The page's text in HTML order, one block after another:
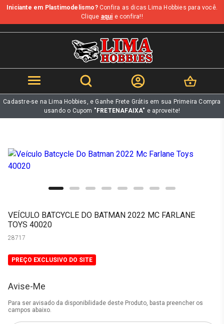
b
Iniciante em Plastimodelismo?Confira as dicas Lima Hobbies para você.
Clique aqui e confira!!
Cadastre-se na Lima Hobbies, e Ganhe Frete Grátis em sua Primeira Compra
usando o Cupom "FRETENAFAIXA" e aproveite!
VEÍCULO BATCYCLE DO BATMAN 2022 MC FARLANE
TOYS 40020
28717
PREÇO EXCLUSIVO DO SITE
Avise-Me
Para ser avisado da disponibilidade deste Produto, basta preencher os
campos abaixo.